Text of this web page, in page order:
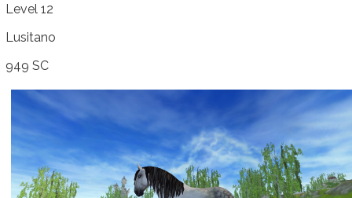
Level 12
Lusitano
949 SC